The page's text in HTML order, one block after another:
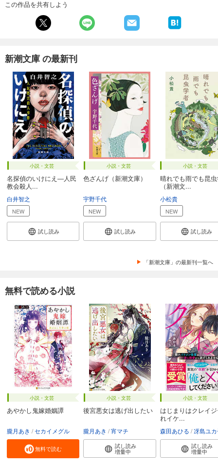
この作品を共有しよう
新潮文庫 の最新刊
小説・文芸
名探偵のいけにえ―人民
教会殺人...
白井智之
NEW
試し読み
小説・文芸
色ざんげ（新潮文庫）
宇野千代
NEW
試し読み
小説・文芸
晴れでも雨でも昆
（新潮文...
小松貴
NEW
試し読み
「新潮文庫」の最新刊一覧へ
無料で読める小説
小説・文芸
あやかし鬼嫁婚姻譚
朧月あき セカイメグル
無料で読む
小説・文芸
後宮悪女は逃げ出したい
朧月あき 宵マチ
試し読み
増量中
小説・文芸
はじまりはクレイ
れイケ...
森田あひる 冴島ユ
試し読み
増量中